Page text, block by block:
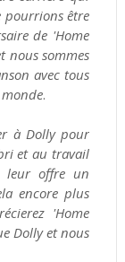
pourrions être
de 'Home
nous sommes
avec tous
.
à Dolly pour
et au travail
leur offre un
encore plus
'Home
Dolly et nous